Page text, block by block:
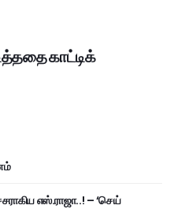
காட்டிக்
எஸ்.ராஜா..! – ‘செய்